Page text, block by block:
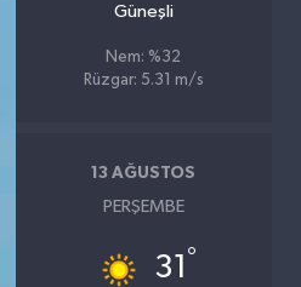
Güneşli
Nem: %32
Rüzgar: 5.31 m/s
13 AĞUSTOS
PERŞEMBE
31 °